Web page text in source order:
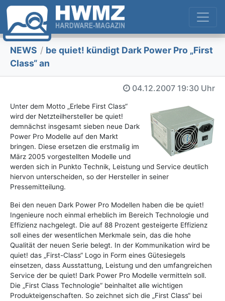
NEWS / be quiet! kündigt Dark Power Pro „First
Class“ an
04.12.2007 19:30 Uhr
Unter dem Motto „Erlebe First Class“
wird der Netzteilhersteller be quiet!
demnächst insgesamt sieben neue Dark
Power Pro Modelle auf den Markt
bringen. Diese ersetzen die erstmalig im
März 2005 vorgestellten Modelle und
werden sich in Punkto Technik, Leistung und Service deutlich
hiervon unterscheiden, so der Hersteller in seiner
Pressemitteilung.
Bei den neuen Dark Power Pro Modellen haben die be quiet!
Ingenieure noch einmal erheblich im Bereich Technologie und
Effizienz nachgelegt. Die auf 88 Prozent gesteigerte Effizienz
soll eines der wesentlichen Merkmale sein, das die hohe
Qualität der neuen Serie belegt. In der Kommunikation wird be
quiet! das „First-Class“ Logo in Form eines Gütesiegels
einsetzen, dass Ausstattung, Leistung und den umfangreichen
Service der be quiet! Dark Power Pro Modelle vermitteln soll.
Die „First Class Technologie“ beinhaltet alle wichtigen
Produkteigenschaften. So zeichnet sich die „First Class“ bei